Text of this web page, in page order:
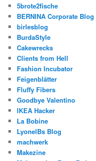
5brote2fische
BERNINA Corporate Blog
birlesblog
BurdaStyle
Cakewrecks
Clients from Hell
Fashion Incubator
Feigenblätter
Fluffy Fibers
Goodbye Valentino
IKEA Hacker
La Bobine
LyonelBs Blog
machwerk
Makezine